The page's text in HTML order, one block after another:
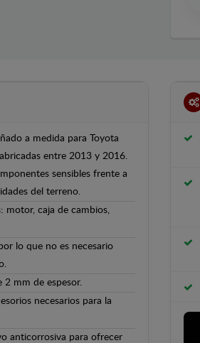
a medida para Toyota
entre 2013 y 2016.
sensibles frente a
del terreno.
motor, caja de cambios,
lo que no es necesario
2 mm de espesor.
necesarios para la
anticorrosiva para ofrecer